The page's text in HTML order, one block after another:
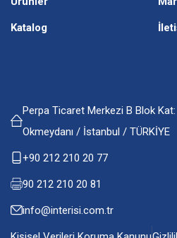
Katalog
Perpa Ticaret Merkezi B Blok
Okmeydanı / İstanbul / TÜRKİYE
+90 212 210 20 77
90 212 210 20 81
info@interisi.com.tr